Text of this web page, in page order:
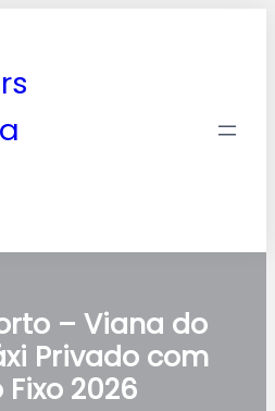
– Viana do
Privado com
Fixo 2026